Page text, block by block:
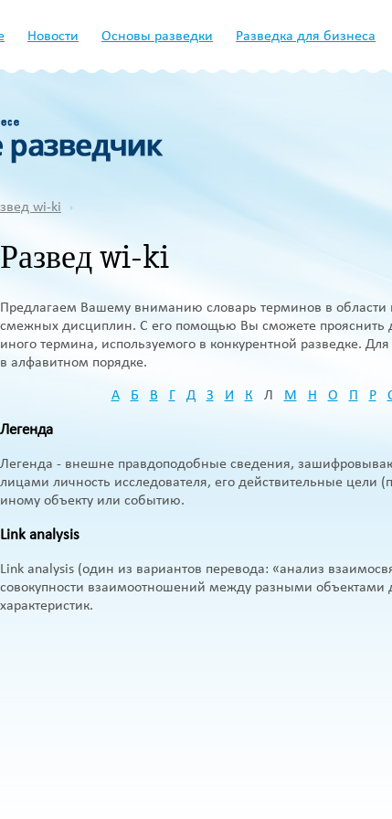
Новости Основы разведки Разведка для бизнеса
wi-ki
Развед wi-ki
Предлагаем Вашему вниманию словарь терминов в области
смежных дисциплин. С его помощью Вы сможете прояснить
иного термина, используемого в конкурентной разведке.
в алфавитном порядке.
А Б В Г Д З И К Л М Н О П Р
Легенда
Легенда - внешне правдоподобные сведения,
лицами личность исследователя, его действительные цели
иному объекту или событию.
Link analysis
Link analysis (один из вариантов перевода: «анализ
совокупности взаимоотношений между разными объектами
характеристик.